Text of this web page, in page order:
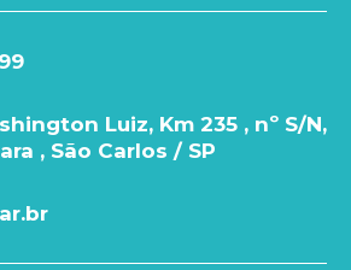
Luiz, Km 235 , nº S/N,
, São Carlos / SP